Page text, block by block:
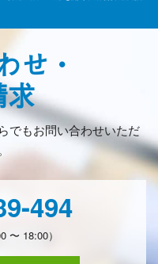
せ・
求
でもお問い合わせいただ
494
〜 18:00）